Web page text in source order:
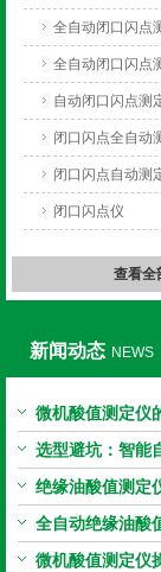
全自动闭口闪点
全自动闭口闪点
自动闭口闪点测
闭口闪点全自动
闭口闪点自动测
闭口闪点仪
查看全
新闻动态 NEWS
微机酸值测定仪
电极的清洗与活
选型避坑：智能
加热功率与萃取
绝缘油酸值测定
把控，降低设备
全自动绝缘油酸
证：标准物质标
微机酸值测定仪